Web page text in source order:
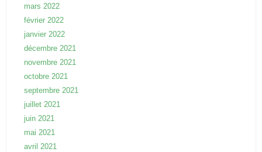
mars 2022
février 2022
janvier 2022
décembre 2021
novembre 2021
octobre 2021
septembre 2021
juillet 2021
juin 2021
mai 2021
avril 2021